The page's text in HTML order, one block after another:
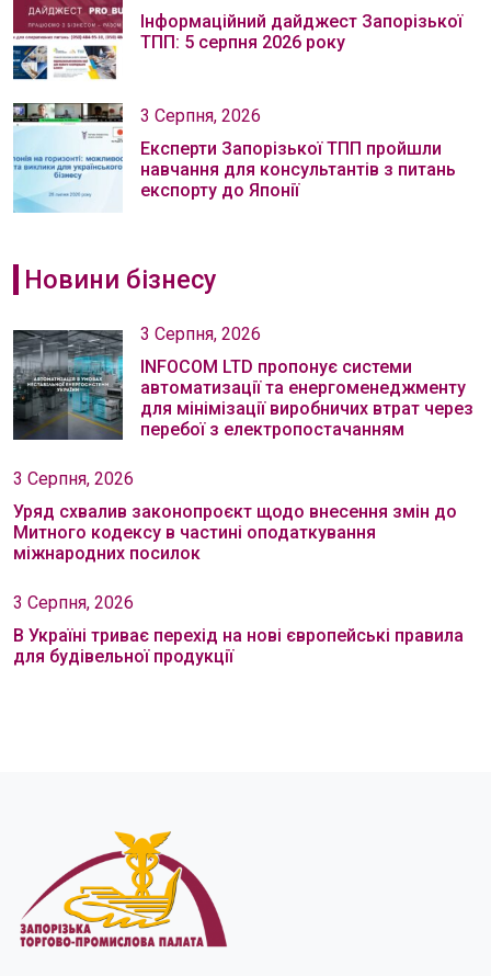
Інформаційний дайджест Запорізької
ТПП: 5 серпня 2026 року
3 Серпня, 2026
Експерти Запорізької ТПП пройшли
навчання для консультантів з питань
експорту до Японії
Новини бізнесу
3 Серпня, 2026
INFOCOM LTD пропонує системи
автоматизації та енергоменеджменту
для мінімізації виробничих втрат через
перебої з електропостачанням
3 Серпня, 2026
Уряд схвалив законопроєкт щодо внесення змін до
Митного кодексу в частині оподаткування
міжнародних посилок
3 Серпня, 2026
В Україні триває перехід на нові європейські правила
для будівельної продукції